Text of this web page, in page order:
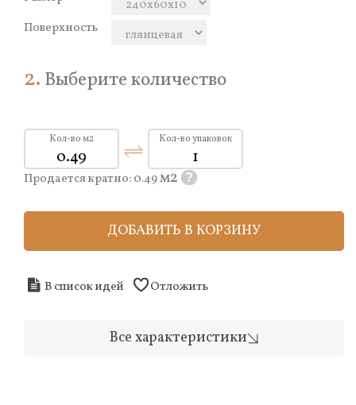
Поверхность
2. Выберите количество
Кол-во м2 Кол-во упаковок
Продается кратно:0.49м2 ?
ДОБАВИТЬ В КОРЗИНУ
В список идей Отложить
Все характеристики